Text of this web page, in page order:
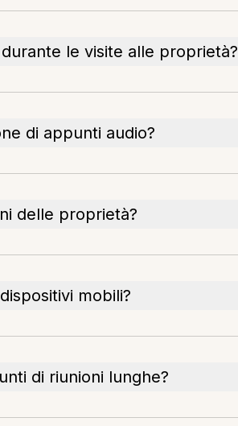
le visite alle proprietà?
di appunti audio?
delle proprietà?
mobili?
di riunioni lunghe?